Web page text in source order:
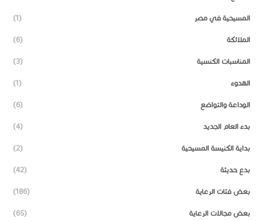
المسيحية في مصر (1)
الملائكة (6)
المناسبات الكنسية (3)
الهدوء (1)
الوداعة والتواضع (6)
بدء العام الجديد (4)
بداية الكنيسة المسيحية (2)
بدع حديثة (42)
بعض فئات الرعاية (186)
بعض مجالات الرعاية (65)